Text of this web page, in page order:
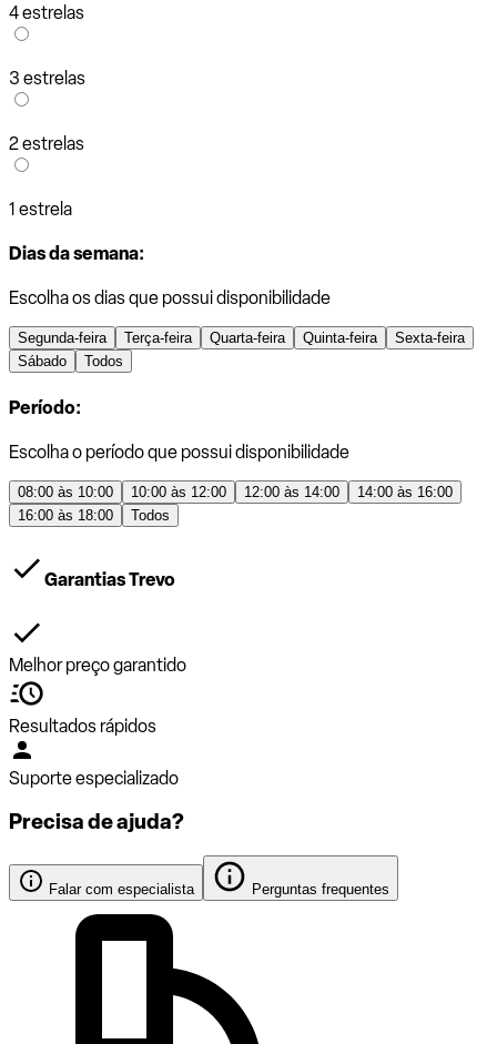
4 estrelas
3 estrelas
2 estrelas
1 estrela
Dias da semana:
Escolha os dias que possui disponibilidade
Segunda-feira Terça-feira Quarta-feira Quinta-feira
Sexta-feira
Sábado
Todos
Período:
Escolha o período que possui disponibilidade
08:00 às 10:00 10:00 às 12:00 12:00 às 14:00
14:00 às 16:00
16:00 às 18:00
Todos
Garantias Trevo
Melhor preço garantido
Resultados rápidos
Suporte especializado
Precisa de ajuda?
Falar com especialista Perguntas frequentes